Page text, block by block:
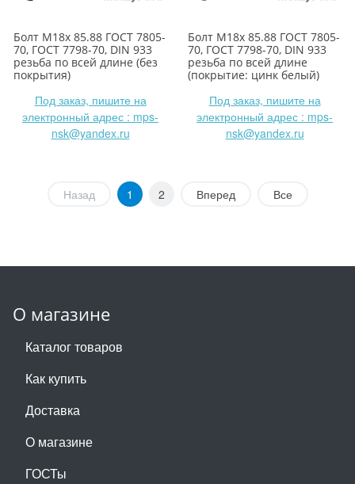
Болт М18х 85.88 ГОСТ 7805-
70, ГОСТ 7798-70, DIN 933
резьба по всей длине (без
покрытия)
Под заказ, пишите на
электронный адрес : mps-
nsk@yandex.ru
Болт М18х 85.88 ГОСТ 7805-
70, ГОСТ 7798-70, DIN 933
резьба по всей длине
(покрытие: цинк белый)
Под заказ, пишите на
электронный адрес : mps-
nsk@yandex.ru
Назад 1 2 Вперед Все
О магазине
Каталог товаров
Как купить
Доставка
О магазине
ГОСТы